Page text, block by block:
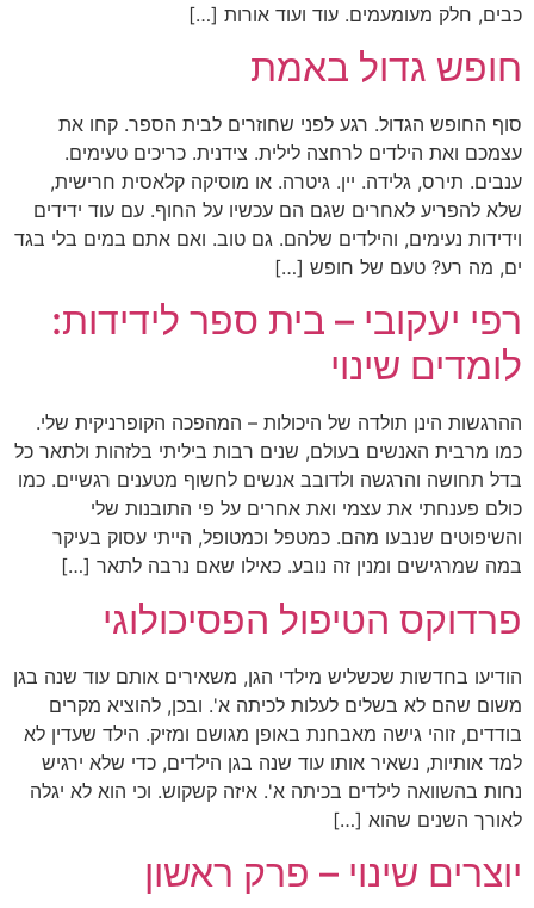
כבים, חלק מעומעמים. עוד ועוד אורות […]
חופש גדול באמת
סוף החופש הגדול. רגע לפני שחוזרים לבית הספר. קחו את
עצמכם ואת הילדים לרחצה לילית. צידנית. כריכים טעימים.
ענבים. תירס, גלידה. יין. גיטרה. או מוסיקה קלאסית חרישית,
שלא להפריע לאחרים שגם הם עכשיו על החוף. עם עוד ידידים
וידידות נעימים, והילדים שלהם. גם טוב. ואם אתם במים בלי בגד
ים, מה רע? טעם של חופש […]
רפי יעקובי – בית ספר לידידות:
לומדים שינוי
ההרגשות הינן תולדה של היכולות – המהפכה הקופרניקית שלי.
כמו מרבית האנשים בעולם, שנים רבות ביליתי בלזהות ולתאר כל
בדל תחושה והרגשה ולדובב אנשים לחשוף מטענים רגשיים. כמו
כולם פענחתי את עצמי ואת אחרים על פי התובנות שלי
והשיפוטים שנבעו מהם. כמטפל וכמטופל, הייתי עסוק בעיקר
במה שמרגישים ומנין זה נובע. כאילו שאם נרבה לתאר […]
פרדוקס הטיפול הפסיכולוגי
הודיעו בחדשות שכשליש מילדי הגן, משאירים אותם עוד שנה בגן
משום שהם לא בשלים לעלות לכיתה א'. ובכן, להוציא מקרים
בודדים, זוהי גישה מאבחנת באופן מגושם ומזיק. הילד שעדין לא
למד אותיות, נשאיר אותו עוד שנה בגן הילדים, כדי שלא ירגיש
נחות בהשוואה לילדים בכיתה א'. איזה קשקוש. וכי הוא לא יגלה
לאורך השנים שהוא […]
יוצרים שינוי – פרק ראשון